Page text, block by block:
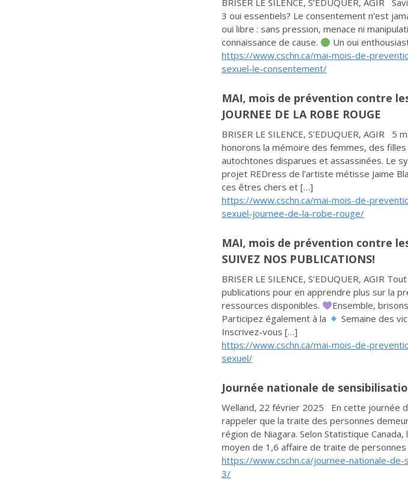
BRISER LE SILENCE, S’EDUQUER, AGIR
3 oui essentiels? Le consentement n’est
oui libre : sans pression, menace ni
connaissance de cause.
Un oui
https://www.cschn.ca/mai-mois-de-
sexuel-le-consentement/
MAI, mois de prévention contre
JOURNEE DE LA ROBE ROUGE
BRISER LE SILENCE, S’EDUQUER, AGIR
honorons la mémoire des femmes, des
autochtones disparues et assassinées. Le
projet REDress de l’artiste métisse Jaime
ces êtres chers et […]
https://www.cschn.ca/mai-mois-de-
sexuel-journee-de-la-robe-rouge/
MAI, mois de prévention contre
SUIVEZ NOS PUBLICATIONS!
BRISER LE SILENCE, S’EDUQUER, AGIR
publications pour en apprendre plus sur la
ressources disponibles.
Ensemble,
Participez également à la
Semaine des
Inscrivez-vous […]
https://www.cschn.ca/mai-mois-de-
sexuel/
Journée nationale de
Welland, 22 février 2025 En cette journée
rappeler que la traite des personnes
région de Niagara. Selon Statistique
moyen de 1,6 affaire de traite de
https://www.cschn.ca/journee-nationale-
3/